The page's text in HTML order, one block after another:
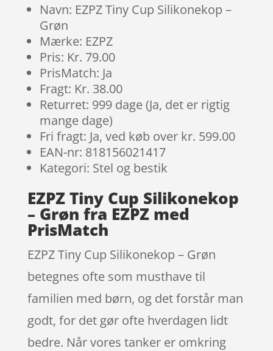
Navn: EZPZ Tiny Cup Silikonekop –
Grøn
Mærke: EZPZ
Pris: Kr. 79.00
PrisMatch: Ja
Fragt: Kr. 38.00
Returret: 999 dage (Ja, det er rigtig
mange dage)
Fri fragt: Ja, ved køb over kr. 599.00
EAN-nr: 818156021417
Kategori: Stel og bestik
EZPZ Tiny Cup Silikonekop
– Grøn fra EZPZ med
PrisMatch
EZPZ Tiny Cup Silikonekop – Grøn
betegnes ofte som musthave til
familien med børn, og det forstår man
godt, for det gør ofte hverdagen lidt
bedre. Når vores tanker er omkring